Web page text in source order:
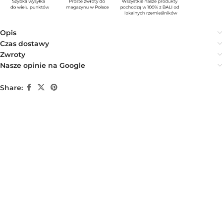
Opis
Czas dostawy
Zwroty
Nasze opinie na Google
Share: